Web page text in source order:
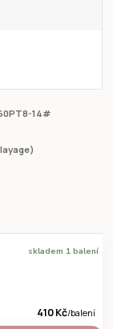
14#
410 Kč/balení
skladem 1 balení